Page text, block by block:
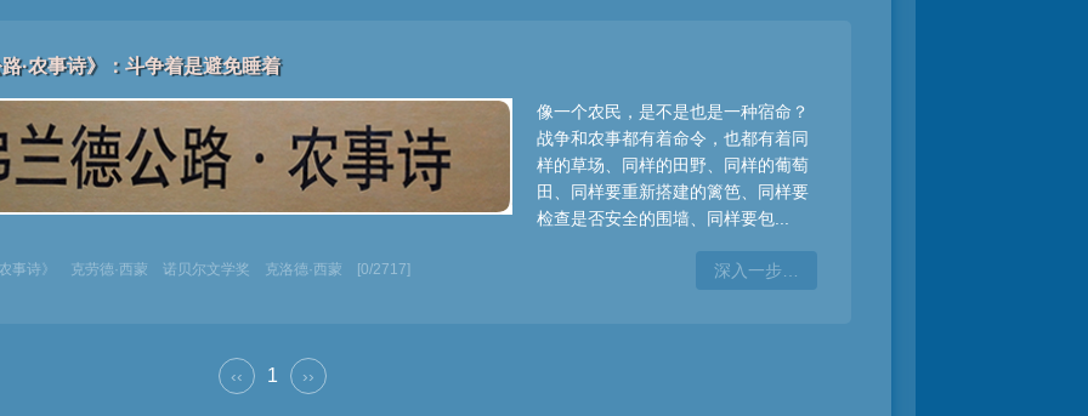
路·农事诗》：斗争着是避免睡着
像一个农民，是不是也是一种宿命？
战争和农事都有着命令，也都有着同
样的草场、同样的田野、同样的葡萄
田、同样要重新搭建的篱笆、同样要
检查是否安全的围墙、同样要包...
深入一步…
事诗》 克劳德·西蒙 诺贝尔文学奖 克洛德·西蒙 [0/2717]
‹‹ 1 ››